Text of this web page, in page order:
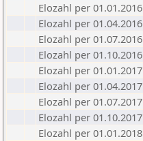
Elozahl per 01.01.2016
Elozahl per 01.04.2016
Elozahl per 01.07.2016
Elozahl per 01.10.2016
Elozahl per 01.01.2017
Elozahl per 01.04.2017
Elozahl per 01.07.2017
Elozahl per 01.10.2017
Elozahl per 01.01.2018